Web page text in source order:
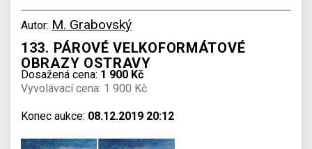
Autor: M. Grabovský
133. PÁROVÉ VELKOFORMÁTOVÉ
OBRAZY OSTRAVY
Dosažená cena: 1 900 Kč
Vyvolávací cena: 1 900 Kč
Konec aukce: 08.12.2019 20:12